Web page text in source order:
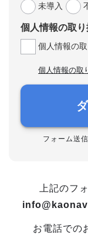
未導入
個人情報の取
個人情報の
個人情報の取
フォーム送
上記のフ
お電話での